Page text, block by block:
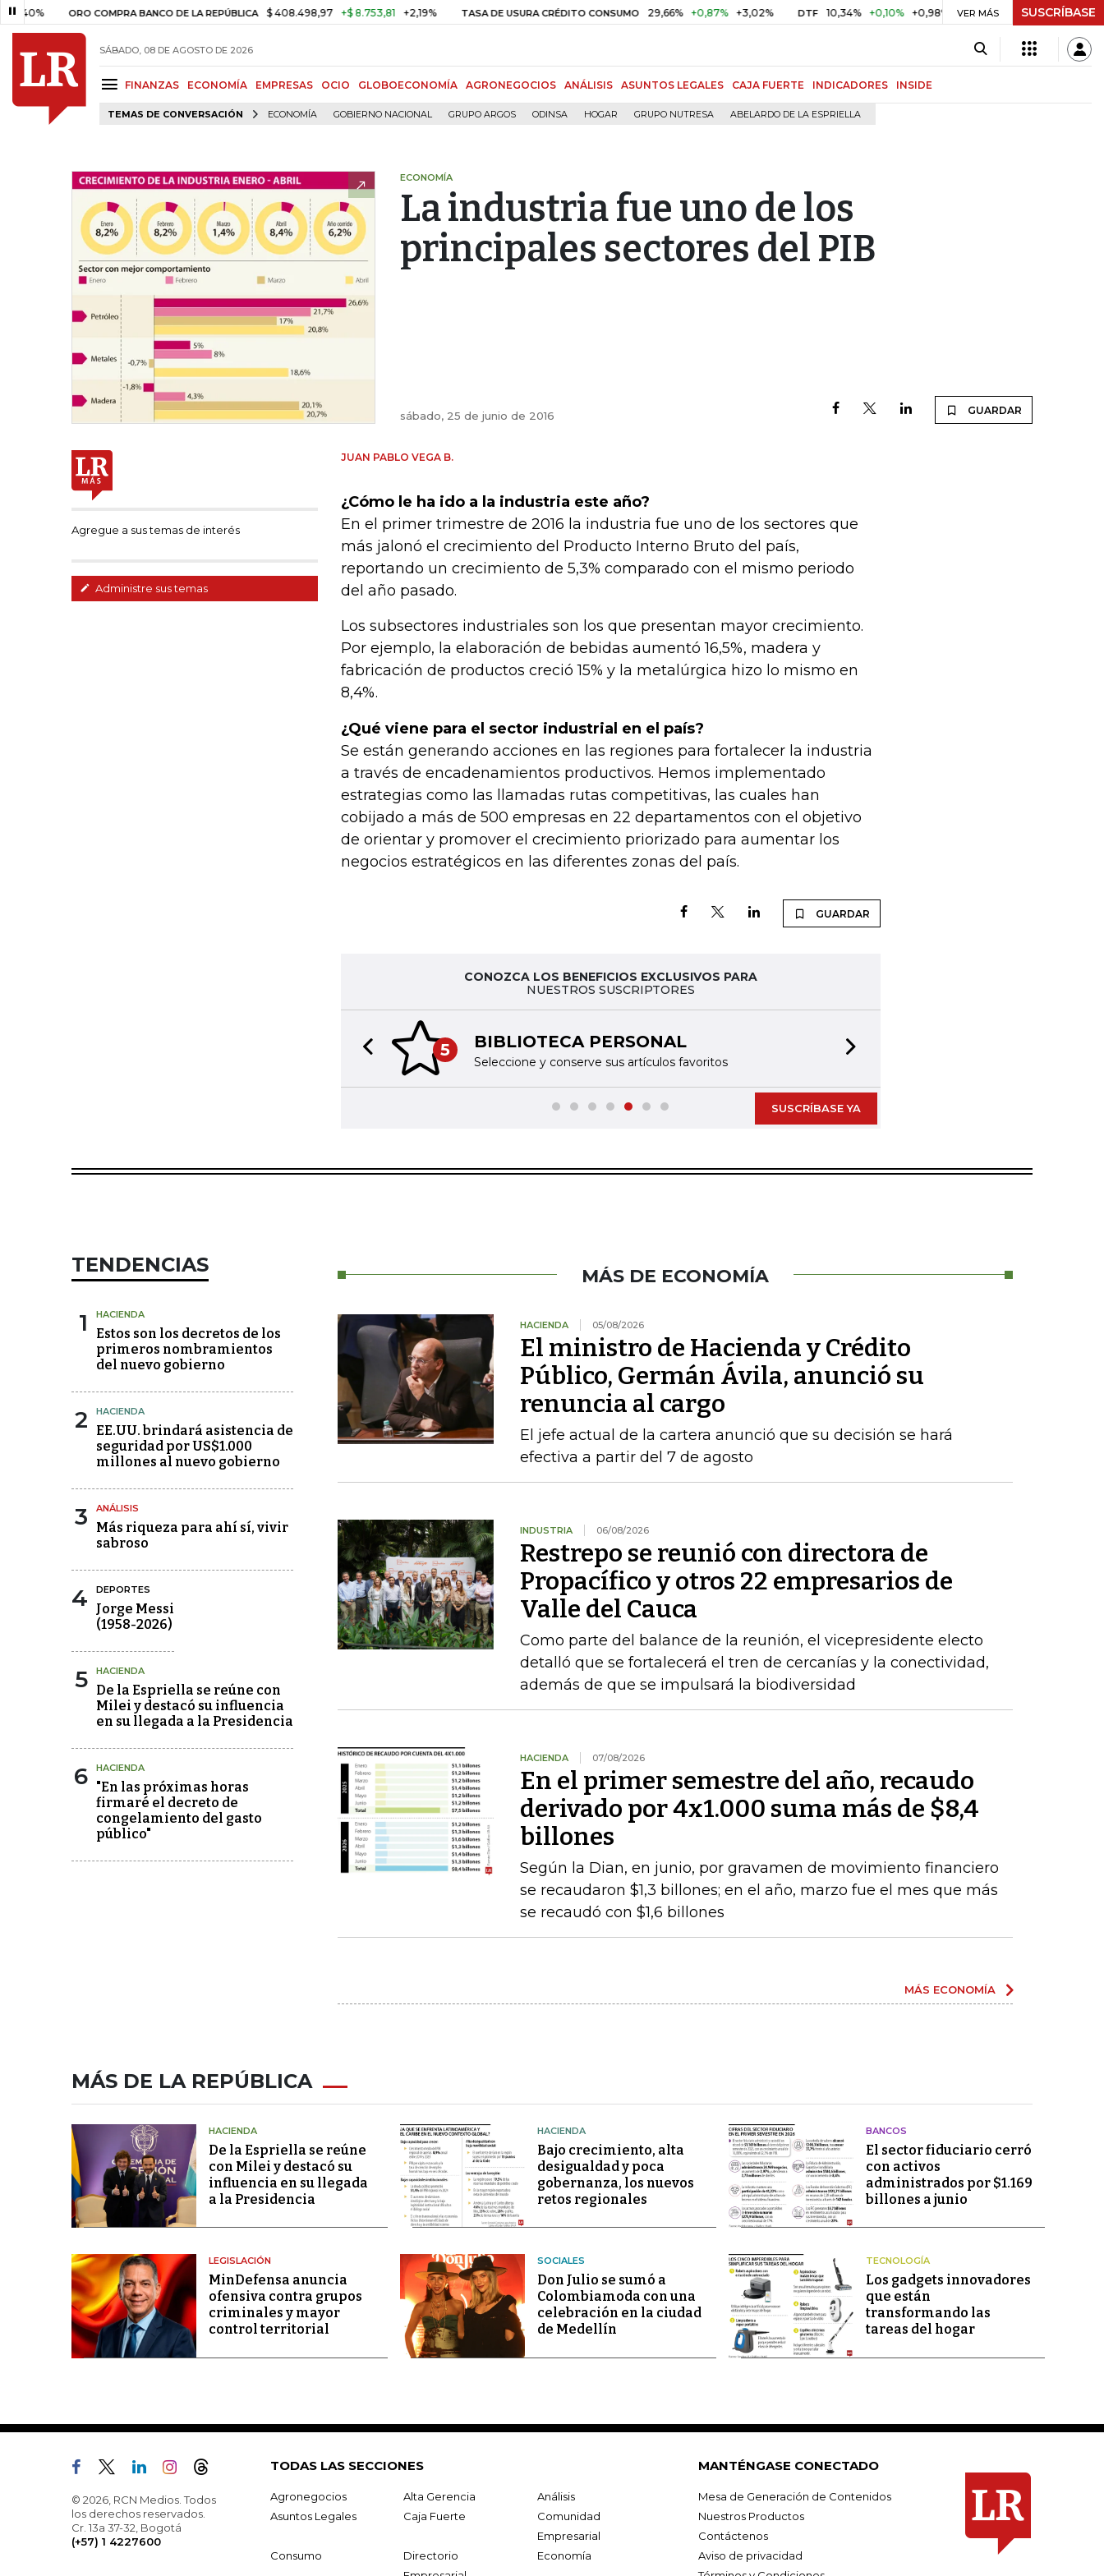
ORO COMPRA BANCO DE LA REPÚBLICA $ 408.498,97 +$ 8.753,81 +2,19% TASA DE USURA CRÉDITO CONSUMO 29,66% +0,87% +3,02% DTF 10,34% +0,10% +0,98% UVR $ 416,96 +$ 0,05 +0,01%
VER MÁS SUSCRÍBASE
SÁBADO, 08 DE AGOSTO DE 2026
FINANZAS ECONOMÍA EMPRESAS OCIO GLOBOECONOMÍA AGRONEGOCIOS ANÁLISIS ASUNTOS LEGALES CAJA FUERTE INDICADORES INSIDE
TEMAS DE CONVERSACIÓN ECONOMÍA GOBIERNO NACIONAL GRUPO ARGOS ODINSA HOGAR GRUPO NUTRESA ABELARDO DE LA ESPRIELLA
ECONOMÍA
La industria fue uno de los
principales sectores del PIB
sábado, 25 de junio de 2016 GUARDAR
Agregue a sus temas de interés
Administre sus temas
JUAN PABLO VEGA B.
¿Cómo le ha ido a la industria este año?
En el primer trimestre de 2016 la industria fue uno de los sectores que
más jalonó el crecimiento del Producto Interno Bruto del país,
reportando un crecimiento de 5,3% comparado con el mismo periodo
del año pasado.
Los subsectores industriales son los que presentan mayor crecimiento.
Por ejemplo, la elaboración de bebidas aumentó 16,5%, madera y
fabricación de productos creció 15% y la metalúrgica hizo lo mismo en
8,4%.
¿Qué viene para el sector industrial en el país?
Se están generando acciones en las regiones para fortalecer la industria
a través de encadenamientos productivos. Hemos implementado
estrategias como las llamadas rutas competitivas, las cuales han
cobijado a más de 500 empresas en 22 departamentos con el objetivo
de orientar y promover el crecimiento priorizado para aumentar los
negocios estratégicos en las diferentes zonas del país.
GUARDAR
CONOZCA LOS BENEFICIOS EXCLUSIVOS PARA
NUESTROS SUSCRIPTORES
5 BIBLIOTECA PERSONAL
Seleccione y conserve sus artículos favoritos
Previous slide
SUSCRÍBASE YA
TENDENCIAS
1 HACIENDA
Estos son los decretos de los
primeros nombramientos
del nuevo gobierno
2 HACIENDA
EE.UU. brindará asistencia de
seguridad por US$1.000
millones al nuevo gobierno
3 ANÁLISIS
Más riqueza para ahí sí, vivir
sabroso
4 DEPORTES
Jorge Messi
(1958-2026)
5 HACIENDA
De la Espriella se reúne con
Milei y destacó su influencia
en su llegada a la Presidencia
6 HACIENDA
"En las próximas horas
firmaré el decreto de
congelamiento del gasto
público"
MÁS DE ECONOMÍA
HACIENDA 05/08/2026
El ministro de Hacienda y Crédito
Público, Germán Ávila, anunció su
renuncia al cargo
El jefe actual de la cartera anunció que su decisión se hará
efectiva a partir del 7 de agosto
INDUSTRIA 06/08/2026
Restrepo se reunió con directora de
Propacífico y otros 22 empresarios de
Valle del Cauca
Como parte del balance de la reunión, el vicepresidente electo
detalló que se fortalecerá el tren de cercanías y la conectividad,
además de que se impulsará la biodiversidad
HACIENDA 07/08/2026
En el primer semestre del año, recaudo
derivado por 4x1.000 suma más de $8,4
billones
Según la Dian, en junio, por gravamen de movimiento financiero
se recaudaron $1,3 billones; en el año, marzo fue el mes que más
se recaudó con $1,6 billones
MÁS ECONOMÍA
MÁS DE LA REPÚBLICA
HACIENDA
De la Espriella se reúne
con Milei y destacó su
influencia en su llegada
a la Presidencia
HACIENDA
Bajo crecimiento, alta
desigualdad y poca
gobernanza, los nuevos
retos regionales
BANCOS
El sector fiduciario cerró
con activos
administrados por $1.169
billones a junio
LEGISLACIÓN
MinDefensa anuncia
ofensiva contra grupos
criminales y mayor
control territorial
SOCIALES
Don Julio se sumó a
Colombiamoda con una
celebración en la ciudad
de Medellín
TECNOLOGÍA
Los gadgets innovadores
que están
transformando las
tareas del hogar
© 2026, RCN Medios. Todos
los derechos reservados.
Cr. 13a 37-32, Bogotá
(+57) 1 4227600
TODAS LAS SECCIONES
Agronegocios Alta Gerencia
Análisis
Asuntos Legales
Caja Fuerte
Comunidad
Empresarial
Consumo
Directorio
Economía
MANTÉNGASE CONECTADO
Mesa de Generación de Contenidos
Nuestros Productos
Contáctenos
Aviso de privacidad